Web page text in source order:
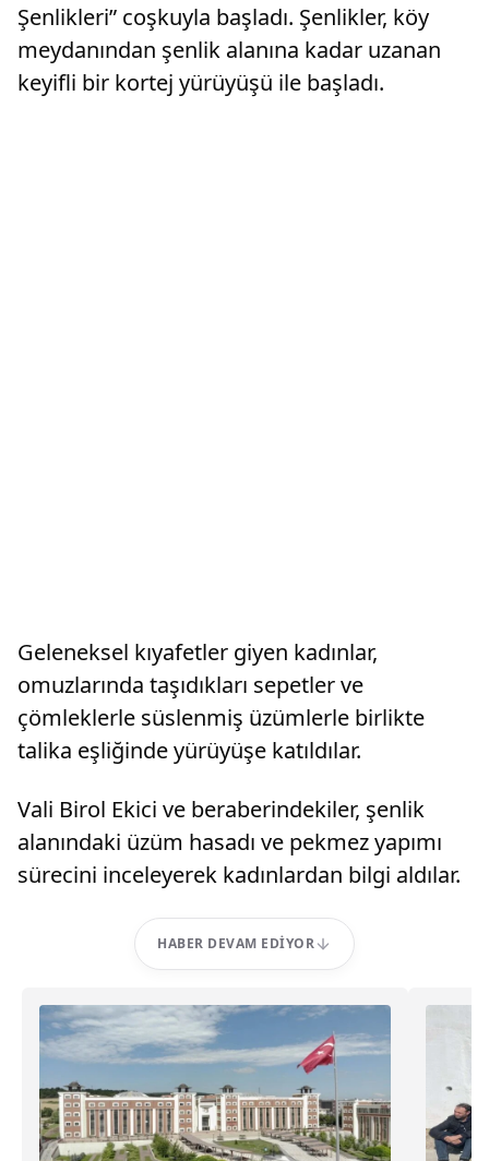
Şenlikleri” coşkuyla başladı. Şenlikler, köy
meydanından şenlik alanına kadar uzanan
keyifli bir kortej yürüyüşü ile başladı.
Geleneksel kıyafetler giyen kadınlar,
omuzlarında taşıdıkları sepetler ve
çömleklerle süslenmiş üzümlerle birlikte
talika eşliğinde yürüyüşe katıldılar.
Vali Birol Ekici ve beraberindekiler, şenlik
alanındaki üzüm hasadı ve pekmez yapımı
sürecini inceleyerek kadınlardan bilgi aldılar.
HABER DEVAM EDIYOR